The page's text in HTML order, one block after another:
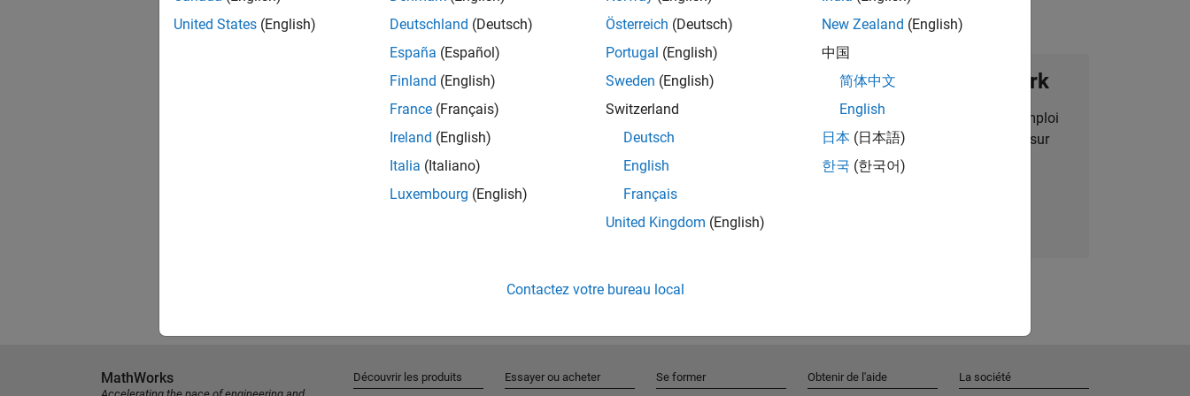
Rejoignez notre Talent Network
Recevez des alertes pour des opportunités d'emploi
personnalisées, des articles et des actualités sur
l'entreprise.
United States (English)
Deutschland (Deutsch)
España (Español)
Finland (English)
France (Français)
Ireland (English)
Italia (Italiano)
Luxembourg (English)
Österreich (Deutsch)
Portugal (English)
Sweden (English)
Switzerland
Deutsch
English
Français
United Kingdom (English)
New Zealand (English)
中国
简体中文
English
日本 (日本語)
한국 (한국어)
Contactez votre bureau local
MathWorks Découvrir les produits Essayer ou acheter Se former Obtenir de l'aide La société